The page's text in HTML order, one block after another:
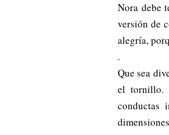
Nora debe
versión de
alegría,
.
Que sea
el tornillo.
conductas